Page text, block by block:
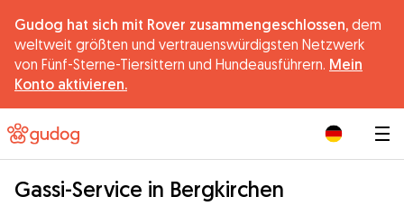
Gudog hat sich mit Rover zusammengeschlossen, dem
weltweit größten und vertrauenswürdigsten Netzwerk
von Fünf-Sterne-Tiersittern und Hundeausführern. Mein
Konto aktivieren.
Gassi-Service in Bergkirchen